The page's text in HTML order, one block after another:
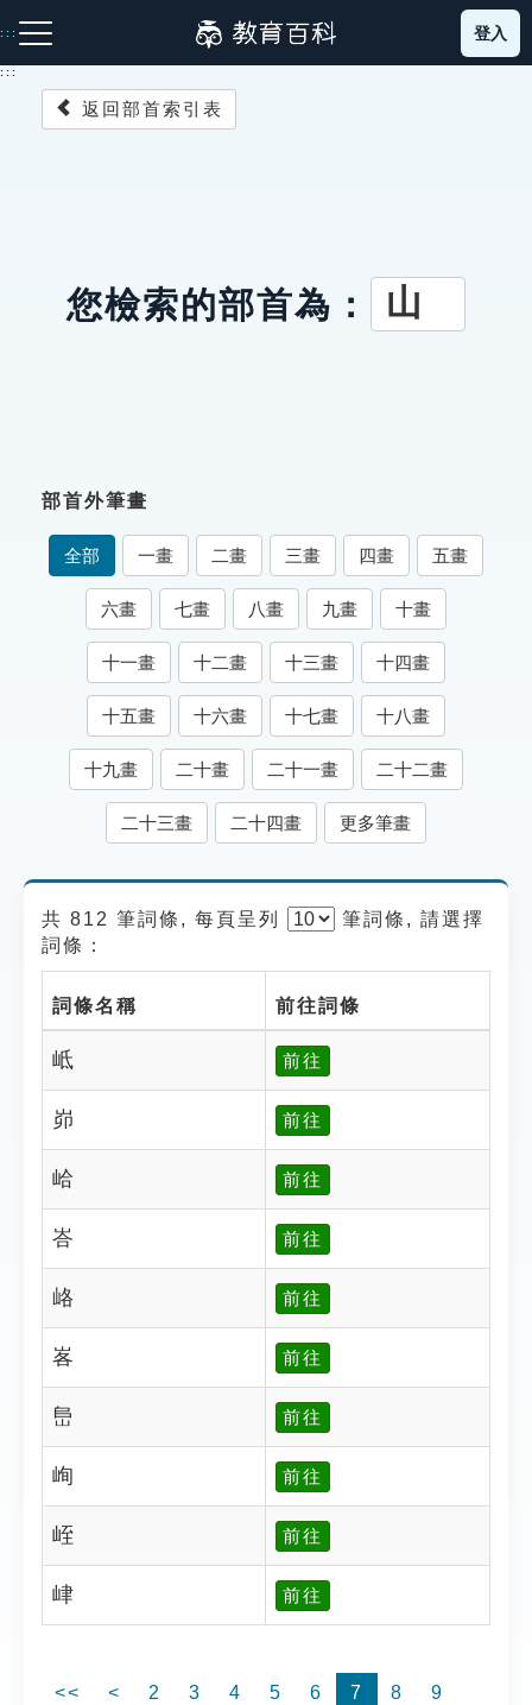
到
主
:::
成語故事
索引選單
知識索引
單字索引
生命大百科索引
遊戲專區
貓頭鷹博士
登入
:::
返回部首索引表
您檢索的部首為： 山
部首外筆畫
全部 一畫 二畫 三畫 四畫 五畫
六畫 七畫 八畫 九畫 十畫
十一畫 十二畫 十三畫 十四畫
十五畫 十六畫 十七畫 十八畫
十九畫 二十畫 二十一畫 二十二畫
二十三畫 二十四畫 更多筆畫
共 812 筆詞條, 每頁呈列 筆詞條, 請選擇
詞條：
詞條名稱 前往詞條
岻 前往
峁 前往
峆 前往
峇 前往
峈 前往
峉 前往
峊 前往
峋 前往
峌 前往
峍 前往
<< < 2 3 4 5 6 7 8
9